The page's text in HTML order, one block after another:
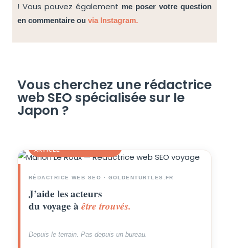
! Vous pouvez également me poser votre question
en commentaire ou via Instagram.
Vous cherchez une rédactrice
web SEO spécialisée sur le
Japon ?
ARTICLE
Goldenturtles.fr
RÉDACTRICE WEB SEO · GOLDENTURTLES.FR
J’aide les acteurs
du voyage à être trouvés.
Depuis le terrain. Pas depuis un bureau.